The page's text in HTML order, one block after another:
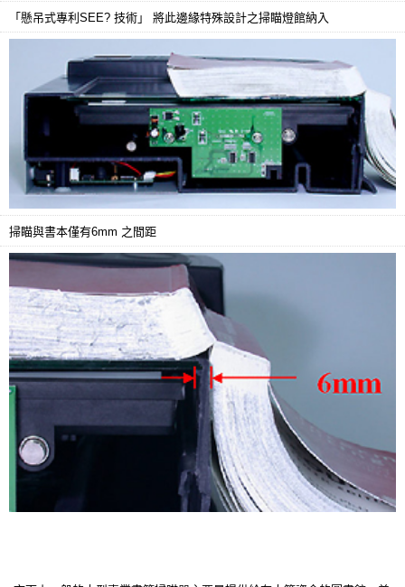
「懸吊式專利SEE? 技術」 將此邊緣特殊設計之掃瞄燈館納入
掃瞄與書本僅有6mm 之間距